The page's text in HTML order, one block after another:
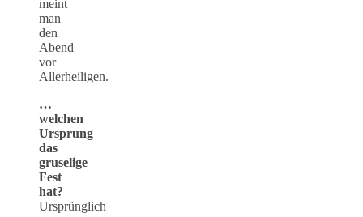
meint
man
den
Abend
vor
Allerheiligen.
…
welchen
Ursprung
das
gruselige
Fest
hat?
Ursprünglich